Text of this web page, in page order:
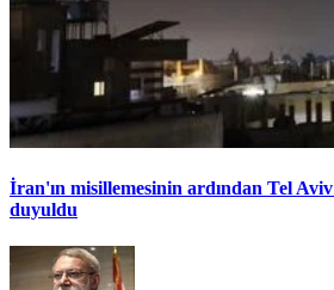
İran'ın misillemesinin ardından Tel
duyuldu